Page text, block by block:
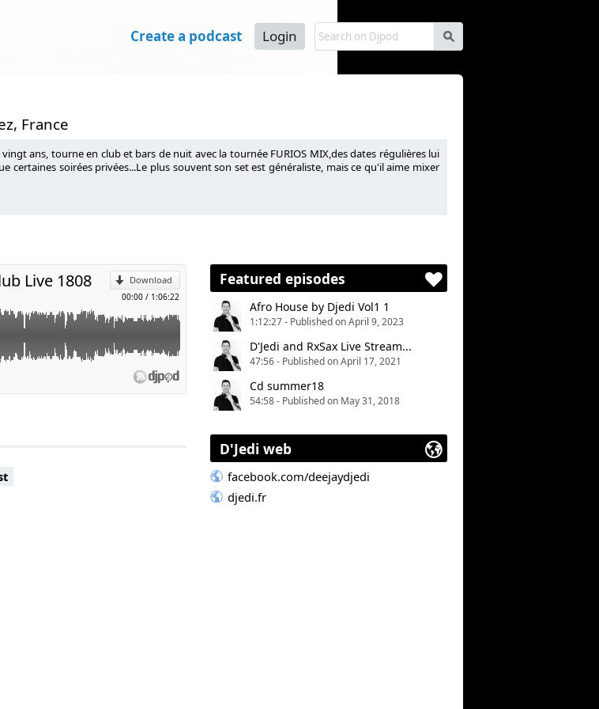
s
Create a podcast Login
France
ans, tourne en club et bars de nuit avec la tournée FURIOS MIX,des dates régulières lui
certaines soirées privées...Le plus souvent son set est généraliste, mais ce qu'il aime mixer
Download
00:00 / 1:06:22
Live 1808 Featured episodes
Afro House by Djedi Vol1 1
1:12:27 - Published on April 9, 2023
D'Jedi and RxSax Live Stream...
47:56 - Published on April 17, 2021
Cd summer18
54:58 - Published on May 31, 2018
D'Jedi web
facebook.com/deejaydjedi
djedi.fr